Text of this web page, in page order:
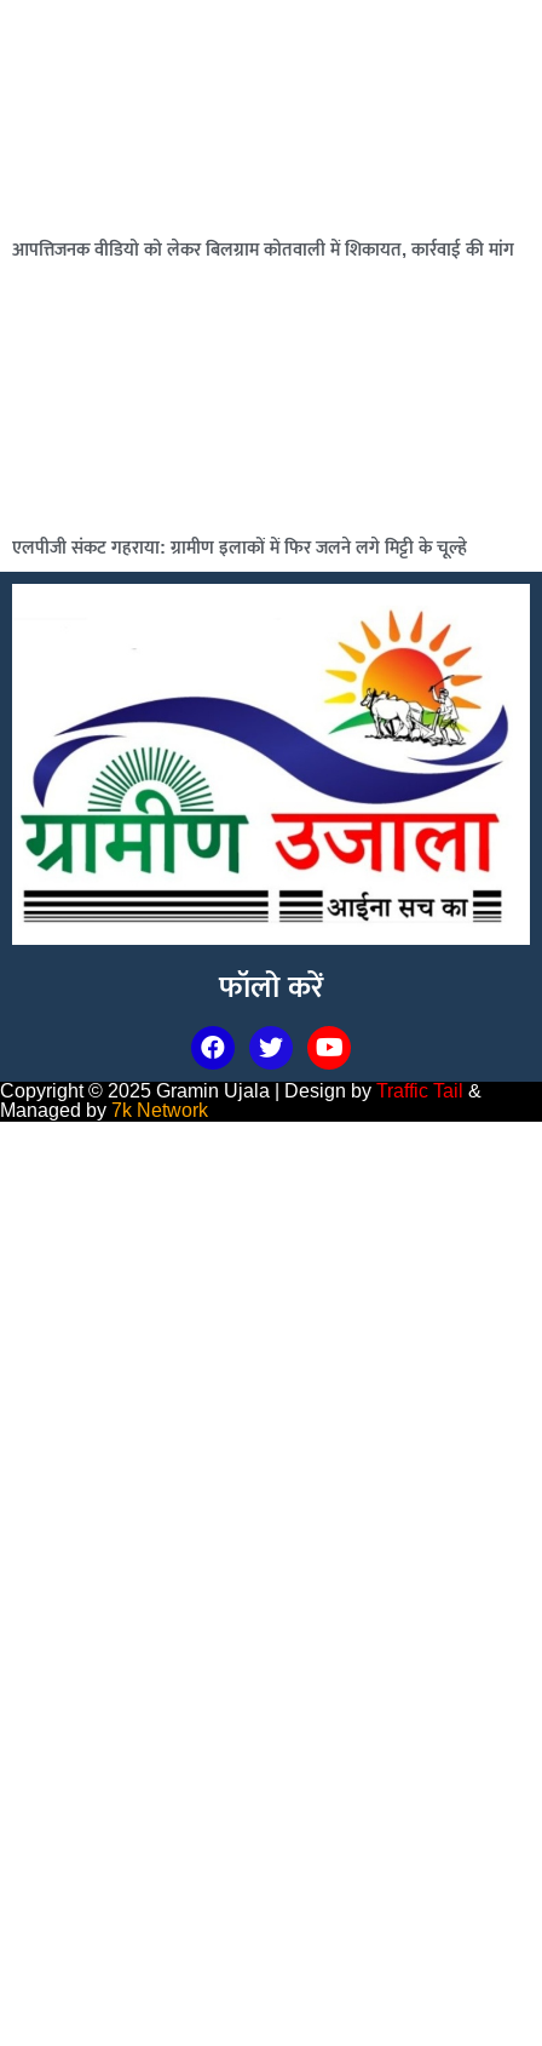
आपत्तिजनक वीडियो को लेकर बिलग्राम कोतवाली में शिकायत, कार्रवाई की मांग
एलपीजी संकट गहराया: ग्रामीण इलाकों में फिर जलने लगे मिट्टी के चूल्हे
फॉलो करें
Copyright © 2025 Gramin Ujala | Design by Traffic Tail &
Managed by 7k Network